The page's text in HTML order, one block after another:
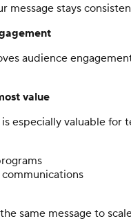
message stays
audience
value
especially valuable for
same message to